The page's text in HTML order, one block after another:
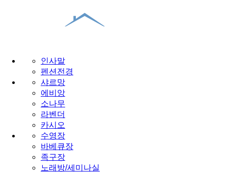
인사말
펜션전경
샤르망
에비앙
소나무
라벤더
카시오
수영장
바베큐장
족구장
노래방/세미나실